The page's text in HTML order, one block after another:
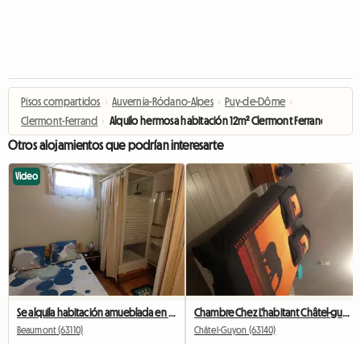
Pisos compartidos › Auvernia-Ródano-Alpes › Puy-de-Dôme ›
Clermont-Ferrand › Alquilo hermosa habitación 12m² Clermont Ferrand
Otros alojamientos que podrían interesarte
Video
Se alquila habitación amueblada en residencia de lujo.
Beaumont (63110)
Chambre Chez L'habitant Châtel-guyon
Châtel-Guyon (63140)